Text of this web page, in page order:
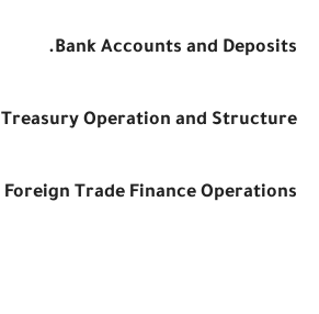
Bank Accounts and Deposits.
Treasury Operation and Structure.
Foreign Trade Finance Operations